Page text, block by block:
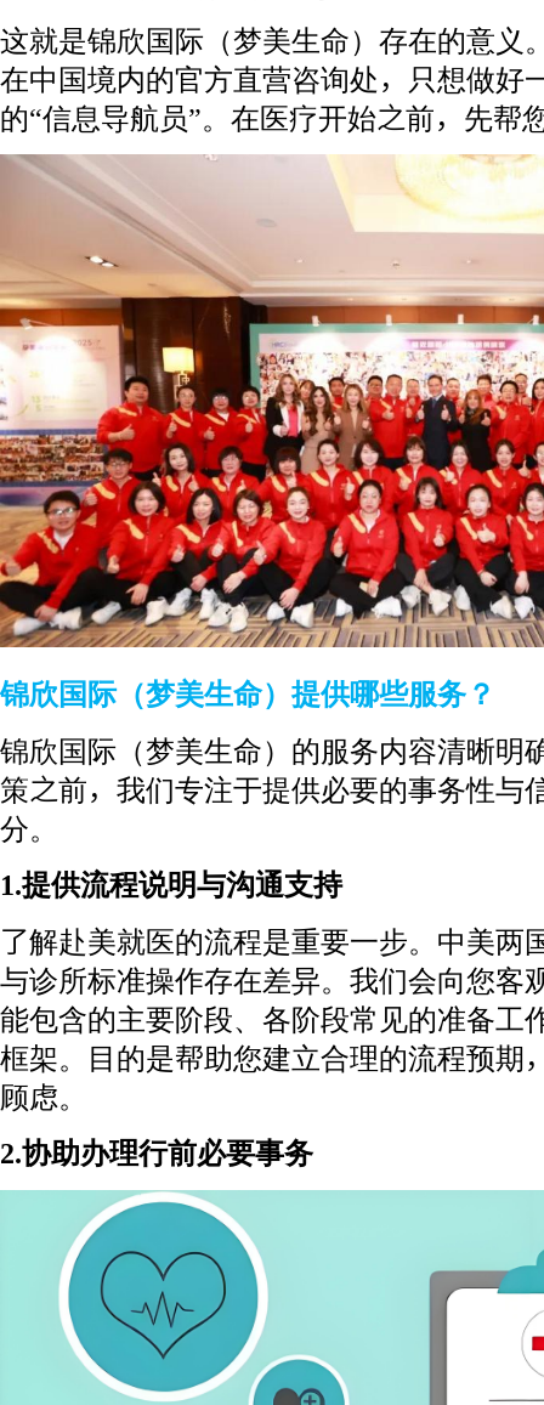
这就是锦欣国际（梦美生命）存在的意义
在中国境内的官方直营咨询处，只想做好
的“信息导航员”。在医疗开始之前，先帮
锦欣国际（梦美生命）提供哪些服务？
锦欣国际（梦美生命）的服务内容清晰明
策之前，我们专注于提供必要的事务性与
分。
1.提供流程说明与沟通支持
了解赴美就医的流程是重要一步。中美两
与诊所标准操作存在差异。我们会向您客
能包含的主要阶段、各阶段常见的准备工
框架。目的是帮助您建立合理的流程预期
顾虑。
2.协助办理行前必要事务